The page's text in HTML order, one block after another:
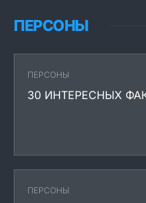
ПЕРСОНЫ
ПЕРСОНЫ
30 ИНТЕРЕСНЫХ
ПЕРСОНЫ